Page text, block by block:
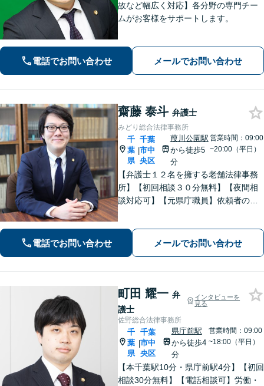
故など幅広く対応】各分野の専門チー
ムがお客様をサポートします。
電話でお問い合わせ メールでお問い合わせ
齋藤 泰斗 弁護士
みどり総合法律事務所
千
葉
県
|
千葉
市中
央区
葭川公園駅
から徒歩5
分
営業時間：09:00
~20:00（平日）
【弁護士１２名を擁する老舗法律事務
所】【初回相談３０分無料】【夜間相
談対応可】【元県庁職員】依頼者の方
法律事務所です。
電話でお問い合わせ メールでお問い合わせ
町田 耀一 弁
護士
インタビューを
見る
佐野総合法律事務所
千
葉
県
|
千葉
市中
央区
県庁前駅
から徒歩4
分
営業時間：09:00
~18:00（平日）
【本千葉駅10分・県庁前駅4分】【初回
相談30分無料】【電話相談可】労働・